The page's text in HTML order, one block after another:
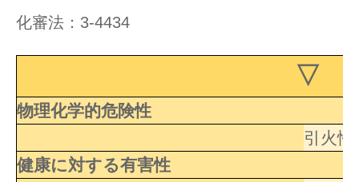
化審法：3-4434
▽
物理化学的危険性
引火性
健康に対する有害性